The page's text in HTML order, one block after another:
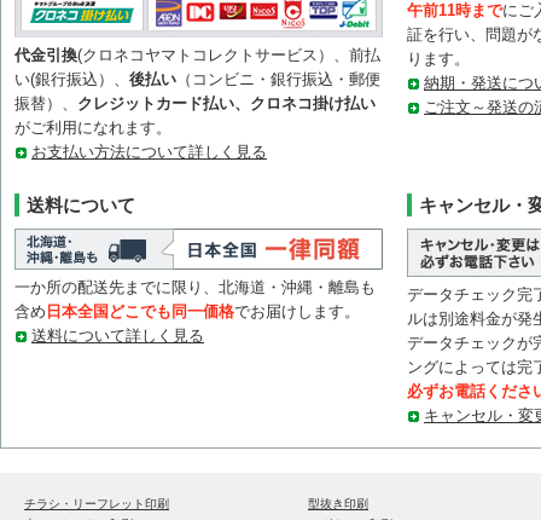
代金引換(クロネコヤマトコレクトサービス）、前払
い(銀行振込）、 後払い （コンビニ・銀行振込・郵便
振替）、 クレジットカード払い、クロネコ掛け払い
がご利用になれます。
お支払い方法について詳しく見る
送料について
一か所の配送先までに限り、北海道・沖縄・離島も
含め 日本全国どこでも同一価格でお届けします。
送料について詳しく見る
午前11時までにご
証を行い、問題が
ります。
納期・発送につ
ご注文～発送の
キャンセル・
データチェック完
ルは別途料金が発
データチェックが
ングによっては完
必ずお電話くださ
キャンセル・変
チラシ・リーフレット印刷
型抜き印刷